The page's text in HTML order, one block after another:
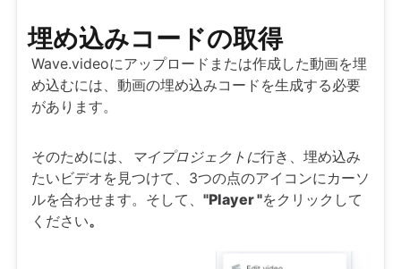
埋め込みコードの取得
Wave.videoにアップロードまたは作成した動画を埋
め込むには、動画の埋め込みコードを生成する必要
があります。
そのためには、 マイプロジェクトに行き、埋め込み
たいビデオを見つけて、3つの点のアイコンにカーソ
ルを合わせます。そして、 "Player "をクリックして
ください。